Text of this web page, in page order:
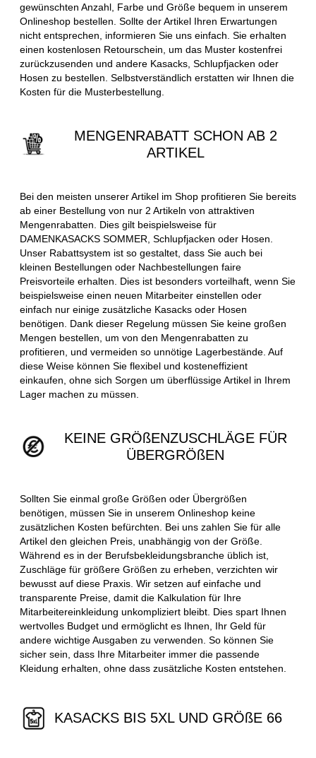
gewünschten Anzahl, Farbe und Größe bequem in unserem
Onlineshop bestellen. Sollte der Artikel Ihren Erwartungen
nicht entsprechen, informieren Sie uns einfach. Sie erhalten
einen kostenlosen Retourschein, um das Muster kostenfrei
zurückzusenden und andere Kasacks, Schlupfjacken oder
Hosen zu bestellen. Selbstverständlich erstatten wir Ihnen die
Kosten für die Musterbestellung.
MENGENRABATT SCHON AB 2
ARTIKEL
Bei den meisten unserer Artikel im Shop profitieren Sie bereits
ab einer Bestellung von nur 2 Artikeln von attraktiven
Mengenrabatten. Dies gilt beispielsweise für
DAMENKASACKS SOMMER, Schlupfjacken oder Hosen.
Unser Rabattsystem ist so gestaltet, dass Sie auch bei
kleinen Bestellungen oder Nachbestellungen faire
Preisvorteile erhalten. Dies ist besonders vorteilhaft, wenn Sie
beispielsweise einen neuen Mitarbeiter einstellen oder
einfach nur einige zusätzliche Kasacks oder Hosen
benötigen. Dank dieser Regelung müssen Sie keine großen
Mengen bestellen, um von den Mengenrabatten zu
profitieren, und vermeiden so unnötige Lagerbestände. Auf
diese Weise können Sie flexibel und kosteneffizient
einkaufen, ohne sich Sorgen um überflüssige Artikel in Ihrem
Lager machen zu müssen.
KEINE GRÖßENZUSCHLÄGE FÜR
ÜBERGRÖßEN
Sollten Sie einmal große Größen oder Übergrößen
benötigen, müssen Sie in unserem Onlineshop keine
zusätzlichen Kosten befürchten. Bei uns zahlen Sie für alle
Artikel den gleichen Preis, unabhängig von der Größe.
Während es in der Berufsbekleidungsbranche üblich ist,
Zuschläge für größere Größen zu erheben, verzichten wir
bewusst auf diese Praxis. Wir setzen auf einfache und
transparente Preise, damit die Kalkulation für Ihre
Mitarbeitereinkleidung unkompliziert bleibt. Dies spart Ihnen
wertvolles Budget und ermöglicht es Ihnen, Ihr Geld für
andere wichtige Ausgaben zu verwenden. So können Sie
sicher sein, dass Ihre Mitarbeiter immer die passende
Kleidung erhalten, ohne dass zusätzliche Kosten entstehen.
KASACKS BIS 5XL UND GRÖßE 66